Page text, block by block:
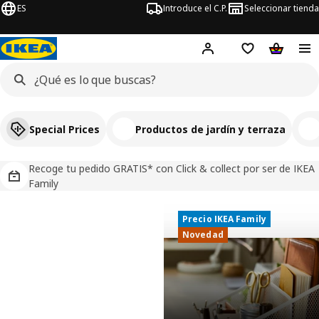
ES Introduce el C.P. Seleccionar tienda
Hej! Iniciar sesión
Lista de deseos
Carrito
Recoge tu pedido GRATIS* con Click & collect por ser de IKEA
Family
Special Prices Productos de jardín y terraza
IKEA, tu tienda de muebles y
Novedad
Precio IKEA Family
Precio IKEA Family